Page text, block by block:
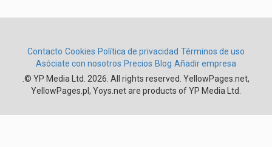
Contacto Cookies Política de privacidad Términos de uso
Asóciate con nosotros Precios Blog Añadir empresa
© YP Media Ltd. 2026. All rights reserved. YellowPages.net,
YellowPages.pl, Yoys.net are products of YP Media Ltd.